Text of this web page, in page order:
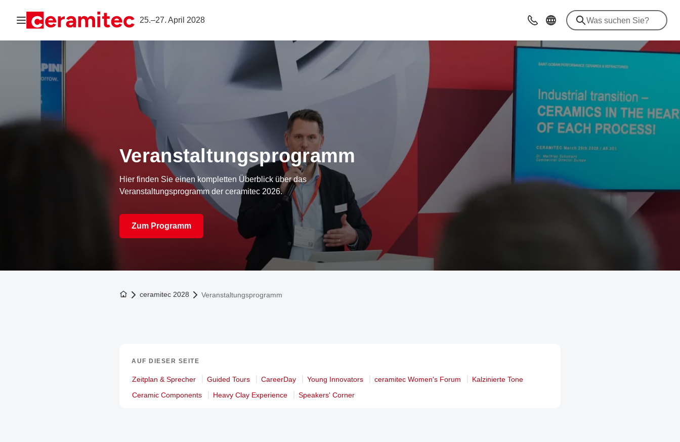
Navigation öffnen 25.–27. April 2028 Kontakt
Veranstaltungsprogramm
Hier finden Sie einen kompletten Überblick über das
Veranstaltungsprogramm der ceramitec 2026.
Zum Programm
Zur Startseite
ceramitec 2028 Veranstaltungsprogramm
AUF DIESER SEITE
Zeitplan & Sprecher Guided Tours CareerDay Young Innovators ceramitec Women's Forum
Kalzinierte Tone
Ceramic Components
Heavy Clay Experience Speakers' Corner